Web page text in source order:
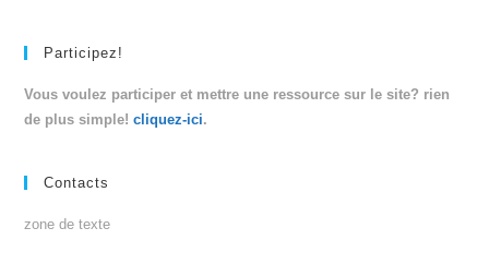
Participez!
Vous voulez participer et mettre une ressource sur le site? rien
de plus simple!cliquez-ici.
Contacts
zone de texte